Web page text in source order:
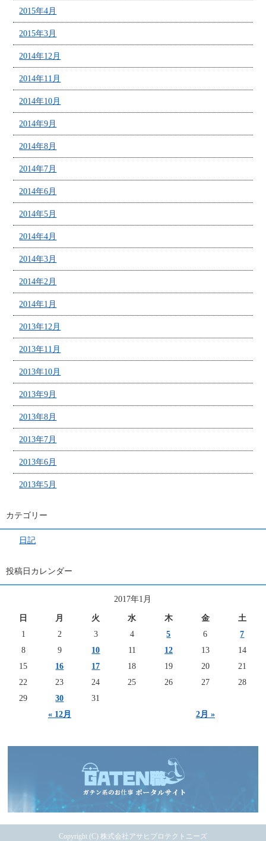
2015年4月
2015年3月
2014年12月
2014年11月
2014年10月
2014年9月
2014年8月
2014年7月
2014年6月
2014年5月
2014年4月
2014年3月
2014年2月
2014年1月
2013年12月
2013年11月
2013年10月
2013年9月
2013年8月
2013年7月
2013年6月
2013年5月
カテゴリー
日記
投稿日カレンダー
2017年1月
日 月 火 水 木 金 土
« 12月 2月 »
1 2 3 4 5 6
7
8
9 10 11 12 13
14
15
16 17 18 19 20
21
22
23 24 25 26 27
28
29
30 31
Copyright (C) 株式会社アサヒプロテクトニーズ